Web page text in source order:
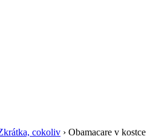
cokoliv › Obamacare v kostce